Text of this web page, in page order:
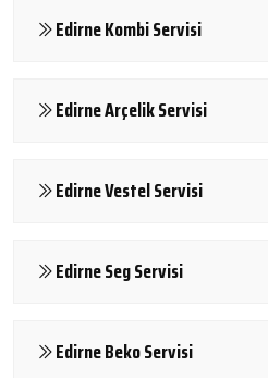
Edirne Kombi Servisi
Edirne Arçelik Servisi
Edirne Vestel Servisi
Edirne Seg Servisi
Edirne Beko Servisi